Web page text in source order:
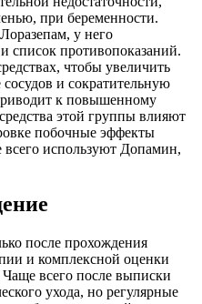
при беременности.
у него
список противопоказаний.
чтобы увеличить
и сократительную
к повышенному
этой группы влияют
побочные эффекты
всего используют Допамин,
после прохождения
и комплексной оценки
Чаще всего после выписки
ухода, но регулярные